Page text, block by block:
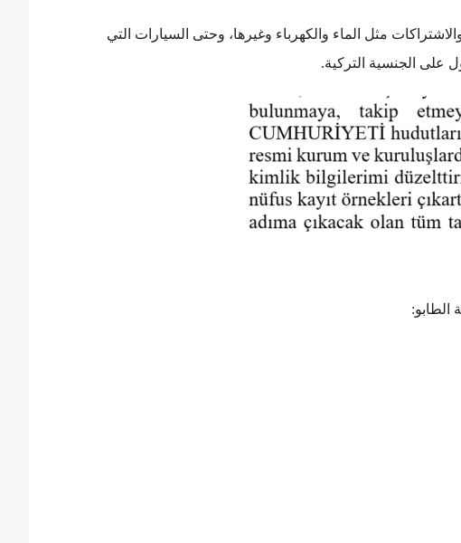
مثل الماء والكهرباء وغيرها، وحتى السيارات التي
على الجنسية التركية.
الطابو: